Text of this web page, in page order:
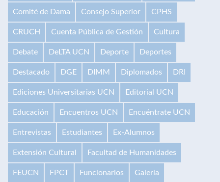
Comité de Dama Consejo Superior CPHS
CRUCH Cuenta Pública de Gestión Cultura
Debate DeLTA UCN Deporte Deportes
Destacado DGE DIMM Diplomados DRI
Ediciones Universitarias UCN Editorial UCN
Educación Encuentros UCN Encuéntrate UCN
Entrevistas Estudiantes Ex-Alumnos
Extensión Cultural Facultad de Humanidades
FEUCN FPCT Funcionarios Galería